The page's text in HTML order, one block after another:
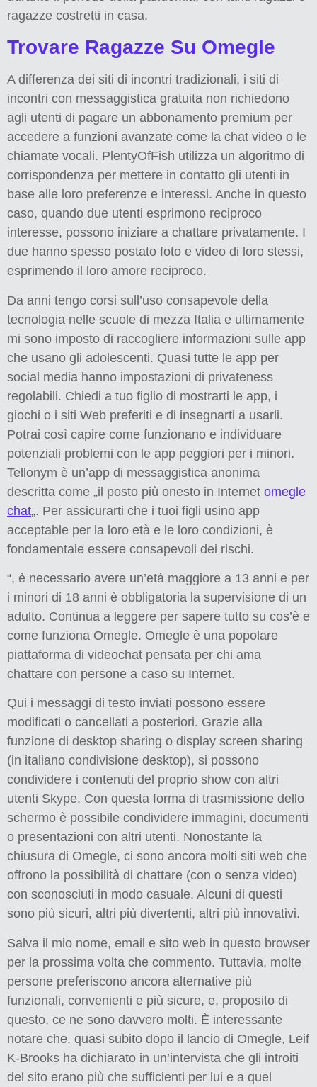
ragazze costretti in casa.
Trovare Ragazze Su Omegle
A differenza dei siti di incontri tradizionali, i siti di
incontri con messaggistica gratuita non richiedono
agli utenti di pagare un abbonamento premium per
accedere a funzioni avanzate come la chat video o le
chiamate vocali. PlentyOfFish utilizza un algoritmo di
corrispondenza per mettere in contatto gli utenti in
base alle loro preferenze e interessi. Anche in questo
caso, quando due utenti esprimono reciproco
interesse, possono iniziare a chattare privatamente. I
due hanno spesso postato foto e video di loro stessi,
esprimendo il loro amore reciproco.
Da anni tengo corsi sull’uso consapevole della
tecnologia nelle scuole di mezza Italia e ultimamente
mi sono imposto di raccogliere informazioni sulle app
che usano gli adolescenti. Quasi tutte le app per
social media hanno impostazioni di privateness
regolabili. Chiedi a tuo figlio di mostrarti le app, i
giochi o i siti Web preferiti e di insegnarti a usarli.
Potrai così capire come funzionano e individuare
potenziali problemi con le app peggiori per i minori.
Tellonym è un’app di messaggistica anonima
descritta come „il posto più onesto in Internet omegle
chat„. Per assicurarti che i tuoi figli usino app
acceptable per la loro età e le loro condizioni, è
fondamentale essere consapevoli dei rischi.
“, è necessario avere un’età maggiore a 13 anni e per
i minori di 18 anni è obbligatoria la supervisione di un
adulto. Continua a leggere per sapere tutto su cos’è e
come funziona Omegle. Omegle è una popolare
piattaforma di videochat pensata per chi ama
chattare con persone a caso su Internet.
Qui i messaggi di testo inviati possono essere
modificati o cancellati a posteriori. Grazie alla
funzione di desktop sharing o display screen sharing
(in italiano condivisione desktop), si possono
condividere i contenuti del proprio show con altri
utenti Skype. Con questa forma di trasmissione dello
schermo è possibile condividere immagini, documenti
o presentazioni con altri utenti. Nonostante la
chiusura di Omegle, ci sono ancora molti siti web che
offrono la possibilità di chattare (con o senza video)
con sconosciuti in modo casuale. Alcuni di questi
sono più sicuri, altri più divertenti, altri più innovativi.
Salva il mio nome, email e sito web in questo browser
per la prossima volta che commento. Tuttavia, molte
persone preferiscono ancora alternative più
funzionali, convenienti e più sicure, e, proposito di
questo, ce ne sono davvero molti. È interessante
notare che, quasi subito dopo il lancio di Omegle, Leif
K-Brooks ha dichiarato in un’intervista che gli introiti
del sito erano più che sufficienti per lui e a quel